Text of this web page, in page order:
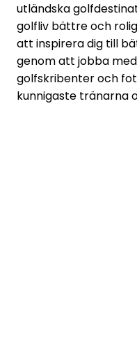
utländska
golfliv bättre och
att inspirera dig till
genom att jobba
golfskribenter och
kunnigaste tränarna